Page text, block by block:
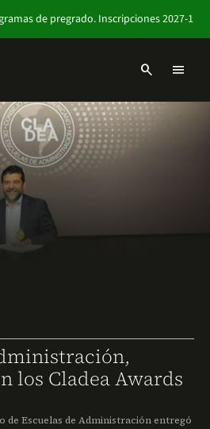
de pregrado. Inscripciones 2027-1
search menu
los Cladea Awards
de Escuelas de Administración entregó